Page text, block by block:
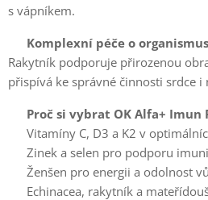
s vápníkem.
Komplexní péče o organismus
Rakytník podporuje přirozenou
přispívá ke správné činnosti srdce i
Proč si vybrat OK Alfa+ Imun
✔️ Vitamíny C, D3 a K2 v
✔️ Zinek a selen pro podporu
✔️ Ženšen pro energii a odolnost
✔️ Echinacea, rakytník a